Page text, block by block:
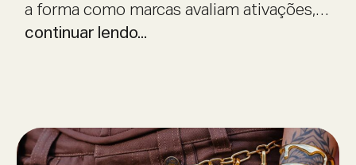
a forma como marcas avaliam ativações,
eventos e experiências.
continuar lendo...